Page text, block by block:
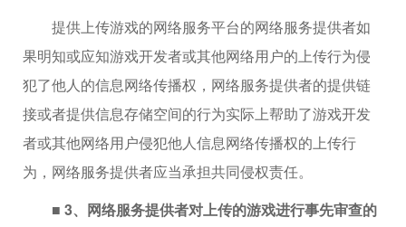
提供上传游戏的网络服务平台的网络服务提供者如
果明知或应知游戏开发者或其他网络用户的上传行为侵
犯了他人的信息网络传播权，网络服务提供者的提供链
接或者提供信息存储空间的行为实际上帮助了游戏开发
者或其他网络用户侵犯他人信息网络传播权的上传行
为，网络服务提供者应当承担共同侵权责任。
■ 3、网络服务提供者对上传的游戏进行事先审查的